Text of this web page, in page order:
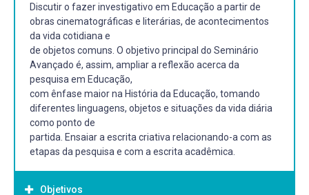
Discutir o fazer investigativo em Educação a partir de
obras cinematográficas e literárias, de acontecimentos
da vida cotidiana e
de objetos comuns. O objetivo principal do Seminário
Avançado é, assim, ampliar a reflexão acerca da
pesquisa em Educação,
com ênfase maior na História da Educação, tomando
diferentes linguagens, objetos e situações da vida diária
como ponto de
partida. Ensaiar a escrita criativa relacionando-a com as
etapas da pesquisa e com a escrita acadêmica.
Objetivos